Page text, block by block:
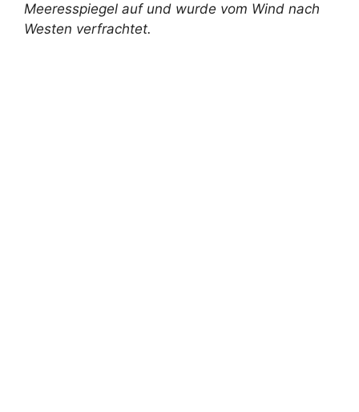
Meeresspiegel auf und wurde vom Wind nach
Westen verfrachtet.